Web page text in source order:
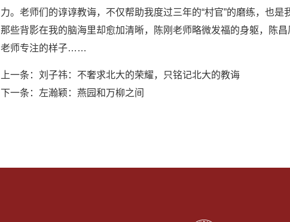
力。老师们的谆谆教诲，不仅帮助我度过三年的“村官”的磨练，也
那些背影在我的脑海里却愈加清晰，陈刚老师略微发福的身躯，陈
老师专注的样子……
上一条： 刘子祎：不奢求北大的荣耀，只铭记北大的教诲
下一条： 左瀚颖：燕园和万柳之间